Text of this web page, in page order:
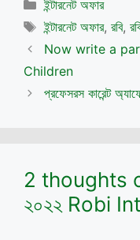
ইন্টারনেট অফার
Tags
ইন্টারনেট অফার, রবি,
Now write a
Children
প্রফেসরস কারেন্ট
2 thoughts on
২০২২ Robi